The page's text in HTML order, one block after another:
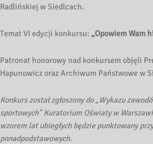
Radlińskiej w Siedlcach.
Temat VI edycji konkursu: „Opowiem Wam
Patronat honorowy nad konkursem objęli
Hapunowicz oraz Archiwum Państwowe w
Konkurs został zgłoszony do „Wykazu
sportowych” Kuratorium Oświaty w
wzorem lat ubiegłych będzie punktowany
ponadpodstawowych.